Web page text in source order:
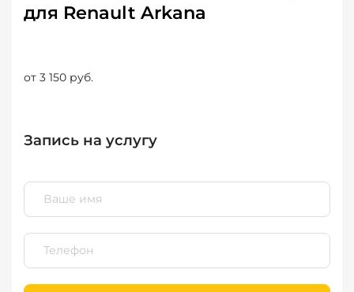
для Renault Arkana
от 3 150 руб.
Запись на услугу